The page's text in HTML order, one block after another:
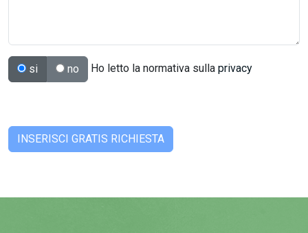
si no Ho letto la normativa sulla privacy